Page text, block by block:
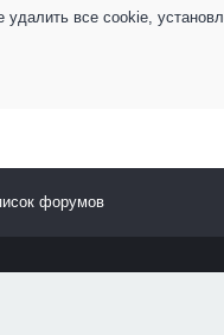
удалить все cookie,
форумов